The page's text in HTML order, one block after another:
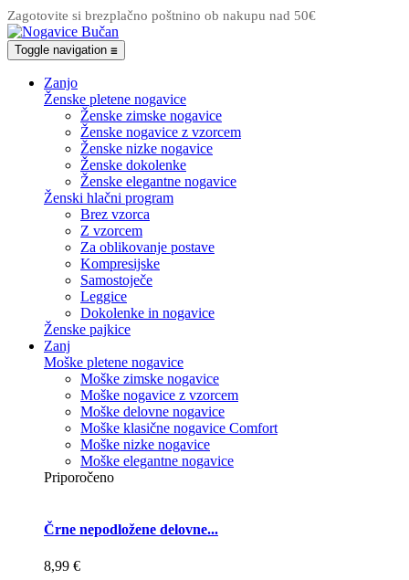
Zagotovite si brezplačno poštnino ob nakupu nad 50€
Toggle navigation ☰
Zanjo
Ženske pletene nogavice
Ženske zimske nogavice
Ženske nogavice z vzorcem
Ženske nizke nogavice
Ženske dokolenke
Ženske elegantne nogavice
Ženski hlačni program
Brez vzorca
Z vzorcem
Za oblikovanje postave
Kompresijske
Samostoječe
Leggice
Dokolenke in nogavice
Ženske pajkice
Zanj
Moške pletene nogavice
Moške zimske nogavice
Moške nogavice z vzorcem
Moške delovne nogavice
Moške klasične nogavice Comfort
Moške nizke nogavice
Moške elegantne nogavice
Priporočeno
Črne nepodložene delovne...
8,99 €